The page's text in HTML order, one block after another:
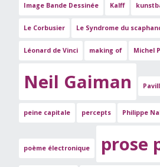
Image Bande Dessinée Kalff
Le Corbusier Le Syndrome du
Léonard de Vinci making of Michel
Neil Gaiman
peine capitale percepts Philippe
poème électronique prose